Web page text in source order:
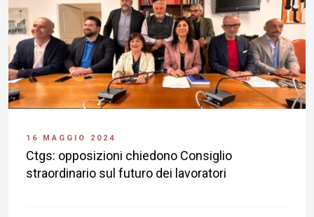
16 MAGGIO 2024
Ctgs: opposizioni chiedono Consiglio
straordinario sul futuro dei lavoratori